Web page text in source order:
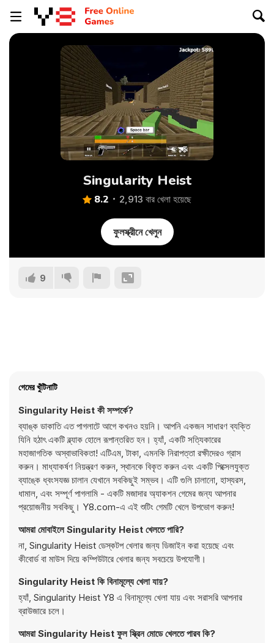
Singularity Heist
8.2 2,913 বার খেলা হয়েছে
ফুলস্ক্রীনে খেলুন
9
গেমের খুঁটিনাটি
Singularity Heist কী সম্পর্কে?
ব্যাঙ্ক ডাকাতি এত পাগলাটে আগে কখনও হয়নি। আপনি একজন সাধারণ ব্যক্তি
যিনি হঠাৎ একটি ব্ল্যাক হোলে রূপান্তরিত হন। হ্যাঁ, একটি সত্যিকারের
মহাজাগতিক অস্বাভাবিকতা! এটিএম, টাকা, এমনকি নিরাপত্তা রক্ষীদেরও গ্রাস
করুন। মাধ্যাকর্ষণ নিয়ন্ত্রণ করুন, স্থানকে বিকৃত করুন এবং একটি পিক্সেলযুক্ত
ব্যাঙ্কে ধ্বংসযজ্ঞ চালান যেখানে সবকিছুই সম্ভব। এটি গুলি চালানো, হাস্যরস,
ধামাল, এবং সম্পূর্ণ পাগলামি - একটি মজাদার অ্যাকশন গেমের জন্য আপনার
প্রয়োজনীয় সবকিছু। Y8.com-এ এই শুটিং গেমটি খেলে উপভোগ করুন!
আমরা মোবাইলে Singularity Heist খেলতে পারি?
না, Singularity Heist ডেস্কটপ খেলার জন্য ডিজাইন করা হয়েছে এবং
কীবোর্ড বা মাউস দিয়ে কম্পিউটারে খেলার জন্য সবচেয়ে উপযোগী।
Singularity Heist কি বিনামূল্যে খেলা যায়?
হ্যাঁ, Singularity Heist Y8 এ বিনামূল্যে খেলা যায় এবং সরাসরি আপনার
ব্রাউজারে চলে।
আমরা Singularity Heist ফুল স্ক্রিন মোডে খেলতে পারব কি?